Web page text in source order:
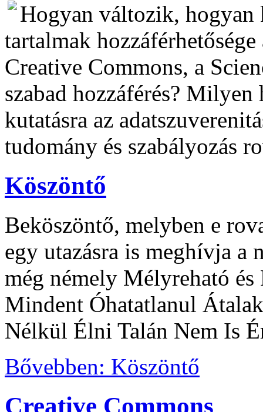
Hogyan változik, hogyan
tartalmak
Creative Commons, a
szabad hozzáférés? Milyen
kutatásra az
tudomány és szabályozás
Köszöntő
Beköszöntő, melyben e
egy utazásra is meghívja a
még némely Mélyreható
Mindent Óhatatlanul
Nélkül Élni Talán Nem Is
Bővebben: Köszöntő
Creative Commons